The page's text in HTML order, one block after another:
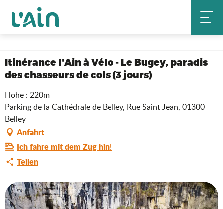
contenu
Startseite
Itinérance l'Ain à Vélo - Le Bugey, paradis des chasseurs de cols (3
jours)
Itinérance l'Ain à Vélo - Le Bugey, paradis
des chasseurs de cols (3 jours)
Höhe : 220m
Parking de la Cathédrale de Belley, Rue Saint Jean, 01300
Belley
Anfahrt
Ich fahre mit dem Zug hin!
Teilen